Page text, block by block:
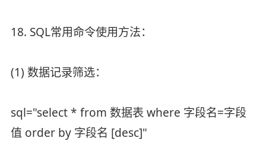
18. SQL常用命令使用方法：
(1) 数据记录筛选：
sql="select * from 数据表 where 字段名=字段
值 order by 字段名 [desc]"